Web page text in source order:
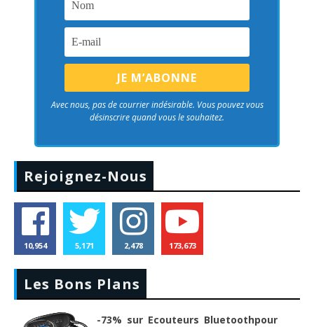
Avec nous, pas de courrier indésirable. Vous pouvez vous
désinscrire quand vous le souhaitez.
Rejoignez-Nous
10,954 5,171 2,478 173,673
Les Bons Plans
-73% sur Ecouteurs Bluetoothpour